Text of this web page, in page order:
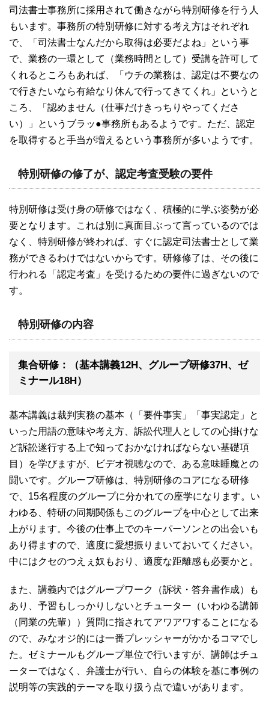
司法書士事務所に採用されて働きながら特別研修を行う人
もいます。事務所の特別研修に対する考え方はそれぞれ
で、「司法書士なんだから取得は必要だよね」という事
で、業務の一環として（業務時間として）受講を許可して
くれるところもあれば、「ウチの業務は、認定は不要なの
で行きたいなら有給なり休んで行ってきてくれ」というと
ころ、「認めません（仕事だけきっちりやってくださ
い）」というブラッ●事務所もあるようです。ただ、認定
を取得すると手当が増えるという事務所が多いようです。
特別研修の修了が、認定考査受験の要件
特別研修は受け身の研修ではなく、積極的に学ぶ姿勢が必
要となります。これは別に真面目ぶって言っているのでは
なく、特別研修が終われば、すぐに認定司法書士として業
務ができるわけではないからです。研修修了は、その後に
行われる「認定考査」を受けるための要件に過ぎないので
す。
特別研修の内容
集合研修：（基本講義12H、グループ研修37H、ゼ
ミナール18H）
基本講義は裁判実務の基本（「要件事実」「事実認定」と
いった用語の意味や考え方、訴訟代理人としての心掛けな
ど訴訟遂行する上で知っておかなければならない基礎項
目）を学びますが、ビデオ視聴なので、ある意味睡魔との
闘いです。グループ研修は、特別研修のコアになる研修
で、15名程度のグループに分かれての座学になります。い
わゆる、特研の同期関係もこのグループを中心として出来
上がります。今後の仕事上でのキーパーソンとの出会いも
あり得ますので、適度に愛想振りまいておいてください。
中にはクセのつえぇ奴もおり、適度な距離感も必要かと。
また、講義内ではグループワーク（訴状・答弁書作成）も
あり、予習もしっかりしないとチューター（いわゆる講師
（同業の先輩））質問に指されてアワアワすることになる
ので、みなオジ的には一番プレッシャーがかかるコマでし
た。ゼミナールもグループ単位で行いますが、講師はチュ
ーターではなく、弁護士が行い、自らの体験を基に事例の
説明等の実践的テーマを取り扱う点で違いがあります。